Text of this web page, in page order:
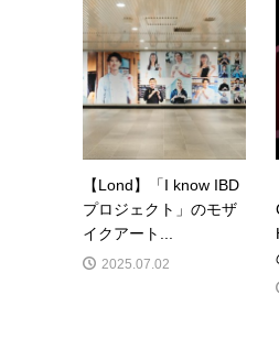
【Lond】「I know IBD
プロジェクト」のモザ
イクアート...
2025.07.02